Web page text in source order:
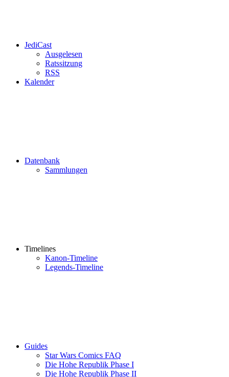
JediCast
Ausgelesen
Ratssitzung
RSS
Kalender
Datenbank
Sammlungen
Timelines
Kanon-Timeline
Legends-Timeline
Guides
Star Wars Comics FAQ
Die Hohe Republik Phase I
Die Hohe Republik Phase II